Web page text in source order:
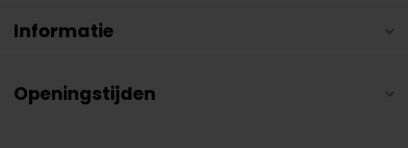
Informatie
Openingstijden